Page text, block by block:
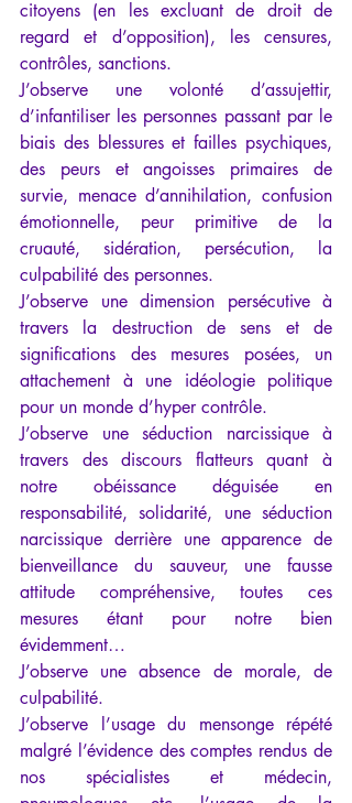
citoyens (en les excluant de droit de
regard et d’opposition), les censures,
contrôles, sanctions.
J’observe une volonté d’assujettir,
d’infantiliser les personnes passant par le
biais des blessures et failles psychiques,
des peurs et angoisses primaires de
survie, menace d’annihilation, confusion
émotionnelle, peur primitive de la
cruauté, sidération, persécution, la
culpabilité des personnes.
J’observe une dimension persécutive à
travers la destruction de sens et de
significations des mesures posées, un
attachement à une idéologie politique
pour un monde d’hyper contrôle.
J’observe une séduction narcissique à
travers des discours flatteurs quant à
notre obéissance déguisée en
responsabilité, solidarité, une séduction
narcissique derrière une apparence de
bienveillance du sauveur, une fausse
attitude compréhensive, toutes ces
mesures étant pour notre bien
évidemment…
J’observe une absence de morale, de
culpabilité.
J’observe l’usage du mensonge répété
malgré l’évidence des comptes rendus de
nos spécialistes et médecin,